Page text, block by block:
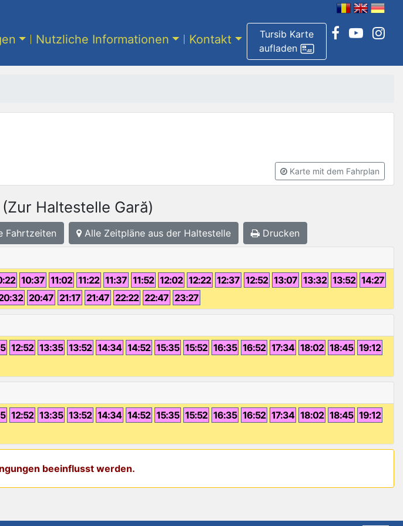
Tursib Karte
aufladen
Nutzliche Informationen Kontakt
Karte mit dem Fahrplan
(Zur Haltestelle Gară)
Fahrtzeiten Alle Zeitpläne aus der Haltestelle Drucken
10:37 11:02 11:22 11:37 11:52 12:02 12:22 12:37 12:52 13:07 13:32 13:52 14:27
20:47 21:17 21:47 22:22 22:47 23:27
12:52 13:35 13:52 14:34 14:52 15:35 15:52 16:35 16:52 17:34 18:02 18:45 19:12
12:52 13:35 13:52 14:34 14:52 15:35 15:52 16:35 16:52 17:34 18:02 18:45 19:12
beeinflusst werden.